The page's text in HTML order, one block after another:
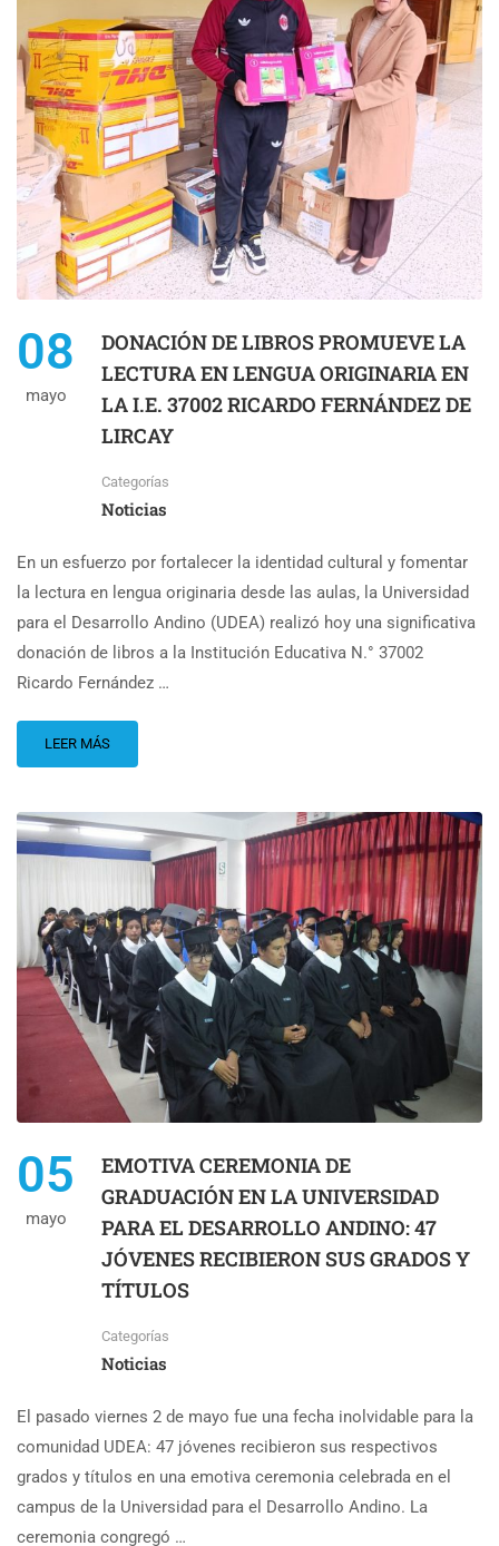
08
mayo
DONACIÓN DE LIBROS PROMUEVE LA
LECTURA EN LENGUA ORIGINARIA EN
LA I.E. 37002 RICARDO FERNÁNDEZ DE
LIRCAY
Categorías
Noticias
En un esfuerzo por fortalecer la identidad cultural y fomentar
la lectura en lengua originaria desde las aulas, la Universidad
para el Desarrollo Andino (UDEA) realizó hoy una significativa
donación de libros a la Institución Educativa N.° 37002
Ricardo Fernández …
LEER MÁS
05
mayo
EMOTIVA CEREMONIA DE
GRADUACIÓN EN LA UNIVERSIDAD
PARA EL DESARROLLO ANDINO: 47
JÓVENES RECIBIERON SUS GRADOS Y
TÍTULOS
Categorías
Noticias
El pasado viernes 2 de mayo fue una fecha inolvidable para la
comunidad UDEA: 47 jóvenes recibieron sus respectivos
grados y títulos en una emotiva ceremonia celebrada en el
campus de la Universidad para el Desarrollo Andino. La
ceremonia congregó …